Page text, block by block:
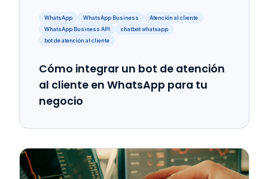
WhatsApp WhatsApp Business
Atención al cliente
WhatsApp Business API
chatbot whatsapp
bot de atención al cliente
Cómo integrar un bot de atención
al cliente en WhatsApp para tu
negocio